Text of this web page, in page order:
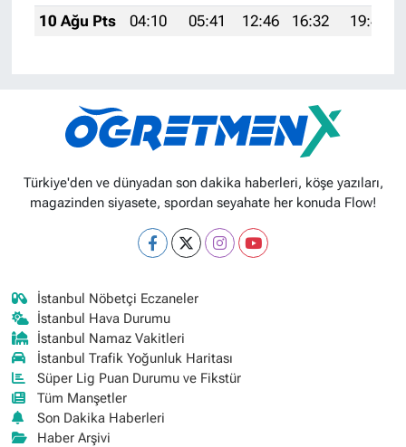
10 Ağu Pts
04:10 05:41 12:46 16:32 19:41
Türkiye'den ve dünyadan son dakika haberleri, köşe yazıları,
magazinden siyasete, spordan seyahate her konuda Flow!
İstanbul Nöbetçi Eczaneler
İstanbul Hava Durumu
İstanbul Namaz Vakitleri
İstanbul Trafik Yoğunluk Haritası
Süper Lig Puan Durumu ve Fikstür
Tüm Manşetler
Son Dakika Haberleri
Haber Arşivi